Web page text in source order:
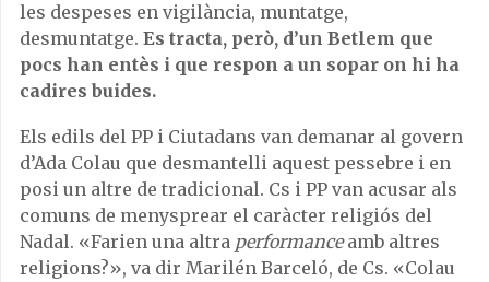
les despeses en vigilància, muntatge,
desmuntatge. Es tracta, però, d’un Betlem que
pocs han entès i que respon a un sopar on hi ha
cadires buides.
Els edils del PP i Ciutadans van demanar al govern
d’Ada Colau que desmantelli aquest pessebre i en
posi un altre de tradicional. Cs i PP van acusar als
comuns de menysprear el caràcter religiós del
Nadal. «Farien una altra performanceamb altres
religions?», va dir Marilén Barceló, de Cs. «Colau